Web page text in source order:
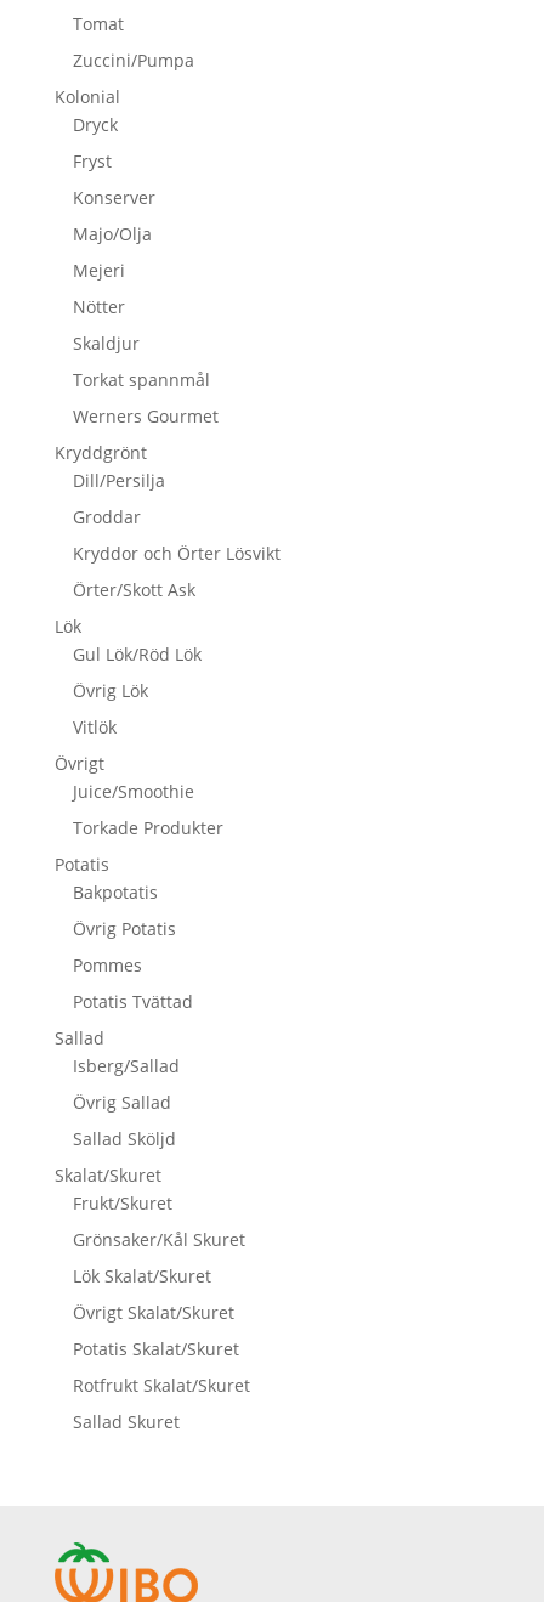
Tomat
Zuccini/Pumpa
Kolonial
Dryck
Fryst
Konserver
Majo/Olja
Mejeri
Nötter
Skaldjur
Torkat spannmål
Werners Gourmet
Kryddgrönt
Dill/Persilja
Groddar
Kryddor och Örter Lösvikt
Örter/Skott Ask
Lök
Gul Lök/Röd Lök
Övrig Lök
Vitlök
Övrigt
Juice/Smoothie
Torkade Produkter
Potatis
Bakpotatis
Övrig Potatis
Pommes
Potatis Tvättad
Sallad
Isberg/Sallad
Övrig Sallad
Sallad Sköljd
Skalat/Skuret
Frukt/Skuret
Grönsaker/Kål Skuret
Lök Skalat/Skuret
Övrigt Skalat/Skuret
Potatis Skalat/Skuret
Rotfrukt Skalat/Skuret
Sallad Skuret